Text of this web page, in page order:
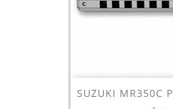
SUZUKI MR350C